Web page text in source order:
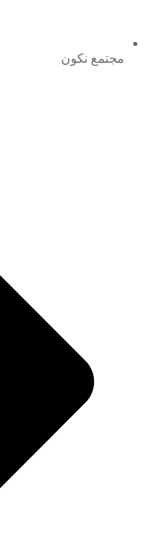
مجتمع نكون